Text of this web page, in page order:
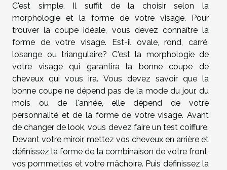
C'est simple. Il suffit de la choisir selon la
morphologie et la forme de votre visage. Pour
trouver la coupe idéale, vous devez connaître la
forme de votre visage. Est-il ovale, rond, carré,
losange ou triangulaire? C'est la morphologie de
votre visage qui garantira la bonne coupe de
cheveux qui vous ira. Vous devez savoir que la
bonne coupe ne dépend pas de la mode du jour, du
mois ou de l'année, elle dépend de votre
personnalité et de la forme de votre visage. Avant
de changer de look, vous devez faire un test coiffure.
Devant votre miroir, mettez vos cheveux en arrière et
définissez la forme de la combinaison de votre front,
vos pommettes et votre mâchoire. Puis définissez la